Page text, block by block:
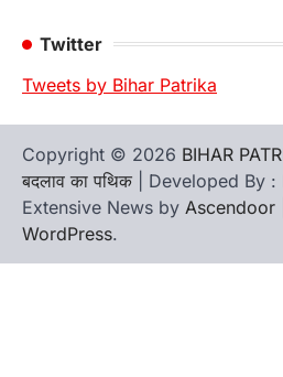
Twitter
Tweets by Bihar Patrika
Copyright © 2026 BIHAR
बदलाव का पथिक | Developed By :
Extensive News by Ascendoor
WordPress.